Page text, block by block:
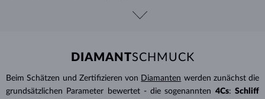
DIAMANTSCHMUCK
Beim Schätzen und Zertifizieren von Diamanten werden zunächst die
grundsätzlichen Parameter bewertet - die sogenannten 4Cs: Schliff